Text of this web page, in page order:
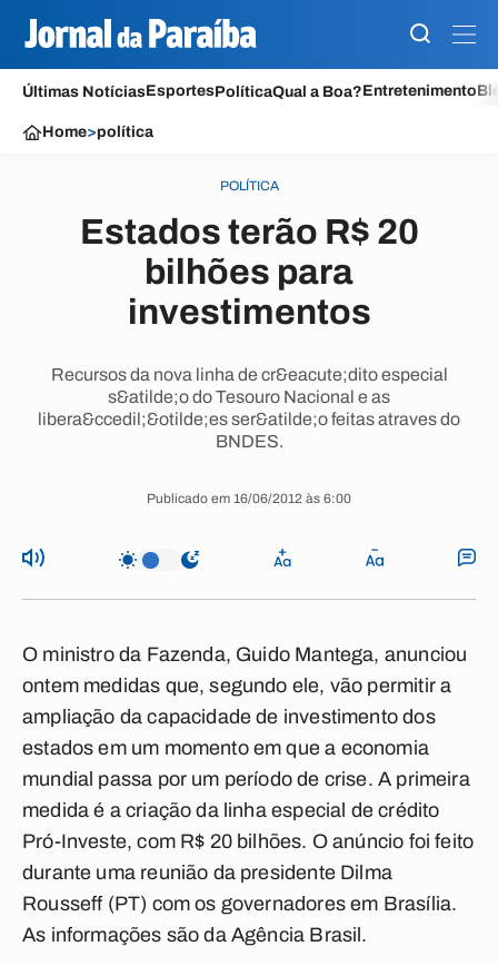
Últimas NotíciasEsportesPolíticaQual a Boa?Entretenimento
Home>política
POLÍTICA
Estados terão R$ 20
bilhões para
investimentos
Recursos da nova linha de cr&eacute;dito especial
s&atilde;o do Tesouro Nacional e as
libera&ccedil;&otilde;es ser&atilde;o feitas atraves do
BNDES.
Publicado em 16/06/2012 às 6:00
O ministro da Fazenda, Guido Mantega, anunciou
ontem medidas que, segundo ele, vão permitir a
ampliação da capacidade de investimento dos
estados em um momento em que a economia
mundial passa por um período de crise. A primeira
medida é a criação da linha especial de crédito
Pró-Investe, com R$ 20 bilhões. O anúncio foi feito
durante uma reunião da presidente Dilma
Rousseff (PT) com os governadores em Brasília.
As informações são da Agência Brasil.